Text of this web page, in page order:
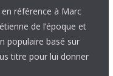
référence à Marc
de l’époque et
populaire basé sur
titre pour lui donner